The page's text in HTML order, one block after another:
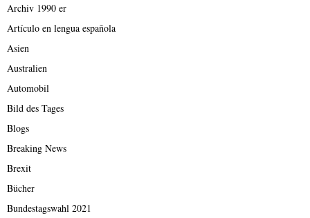
Archiv 1990 er
Artículo en lengua española
Asien
Australien
Automobil
Bild des Tages
Blogs
Breaking News
Brexit
Bücher
Bundestagswahl 2021